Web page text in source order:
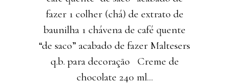
fazer 1 colher (chá) de extrato de
baunilha 1 chávena de café quente
“de saco” acabado de fazer Maltesers
q.b. para decoração Creme de
chocolate 240 ml